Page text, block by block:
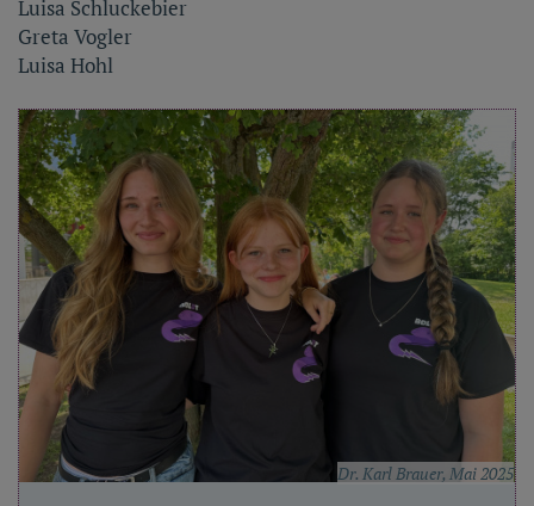
Luisa Schluckebier
Greta Vogler
Luisa Hohl
Dr. Karl Brauer, Mai 2025